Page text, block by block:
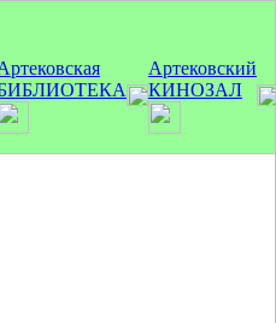
Артековский
КИНОЗАЛ